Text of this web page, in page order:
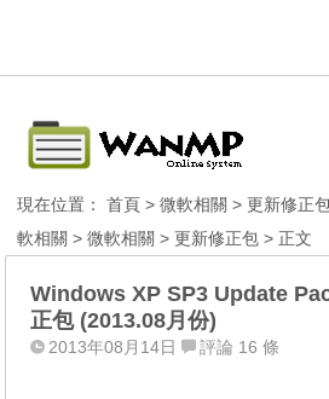
現在位置：首頁 >微軟相關 >更新修正
軟相關 >微軟相關 >更新修正包 > 正文
Windows XP SP3 Update
正包 (2013.08月份)
2013年08月14日 評論 16 條